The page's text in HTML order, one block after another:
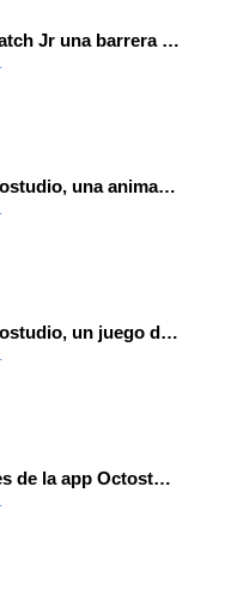
Programa con Scratch Jr una barrera que se desplaza para dar sensación de movimiento
Programa con Octostudio, una animación utilizando la cámara para una foto y audio y texto para comunicar.
Programa con Octostudio, un juego de Educación Víal cruzando un paso de cebra.
Conoce los bloques de la app Octostudio, gratuito, offline y para tu tablet y móvil - Contenido educativo